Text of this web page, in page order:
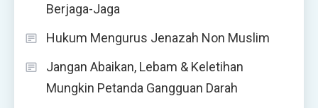
Berjaga-Jaga
Hukum Mengurus Jenazah Non Muslim
Jangan Abaikan, Lebam & Keletihan
Mungkin Petanda Gangguan Darah